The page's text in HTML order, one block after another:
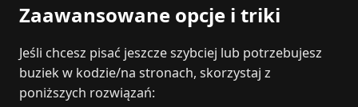
Zaawansowane opcje i triki
Jeśli chcesz pisać jeszcze szybciej lub potrzebujesz
buziek w kodzie/na stronach, skorzystaj z
poniższych rozwiązań: